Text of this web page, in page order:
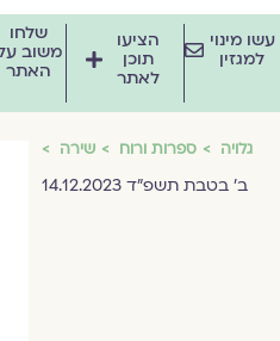
מינוי
למגזין
הציעו
תוכן
לאתר
שלחו
משוב על
האתר
גלויה ספרות ורוח שירה
ב׳ בטבת תשפ״ד 14.12.2023